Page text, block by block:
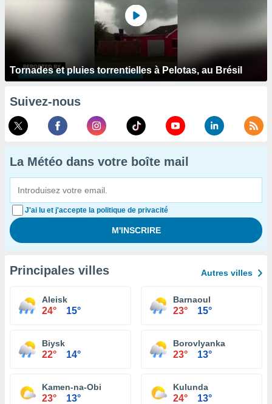
Tornades et pluies torrentielles à Pelotas, au Brésil
Suivez-nous
La Météo dans votre boîte mail
J'ai lu et j'accepte la politique de privacité
Principales villes Autres villes
Aleisk
24° 15°
Barnaoul
23° 15°
Biysk
22° 14°
Borovlyanka
23° 13°
Kamen-na-Obi
23° 13°
Kulunda
24° 13°